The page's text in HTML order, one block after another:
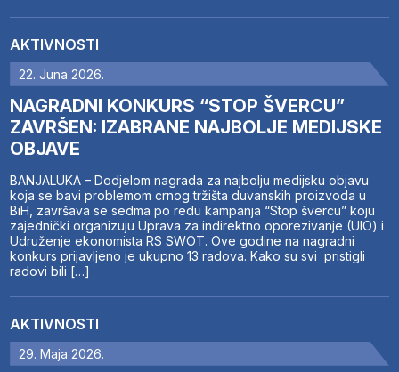
AKTIVNOSTI
22. Juna 2026.
NAGRADNI KONKURS “STOP ŠVERCU”
ZAVRŠEN: IZABRANE NAJBOLJE MEDIJSKE
OBJAVE
BANJALUKA – Dodjelom nagrada za najbolju medijsku objavu
koja se bavi problemom crnog tržišta duvanskih proizvoda u
BiH, završava se sedma po redu kampanja “Stop švercu” koju
zajednički organizuju Uprava za indirektno oporezivanje (UIO) i
Udruženje ekonomista RS SWOT. Ove godine na nagradni
konkurs prijavljeno je ukupno 13 radova. Kako su svi pristigli
radovi bili […]
AKTIVNOSTI
29. Maja 2026.